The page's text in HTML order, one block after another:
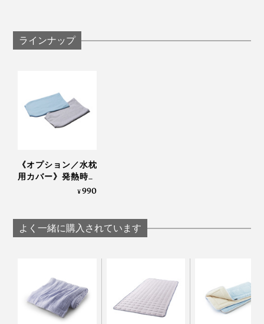
仕事疲れでアタマがいっぱい、気分転換で昼寝する時
に。
お風呂上がりでカラダが熱い時や、夏のキャンプやアウ
製造は、水枕をはじめ、医療用ゴムづくりを、やはり
職人さんたちが、水枕ひとつひとつを、手で確認しなが
らつくっています。
ラインナップ
《オプション／水枕
用カバー》発熱時や
猛暑、昼寝にきもち
ォーターピロー
¥990
よく一緒に購入されています